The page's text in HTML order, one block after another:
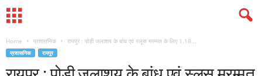
Home प्रशासनिक रायपुर : पोड़ी जलाशय के बांध एवं स्लूस मरम्मत के लिए 1.18...
प्रशासनिक रायपुर